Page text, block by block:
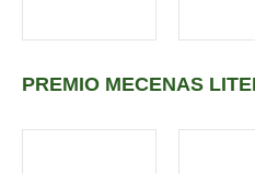
PREMIO MECENAS